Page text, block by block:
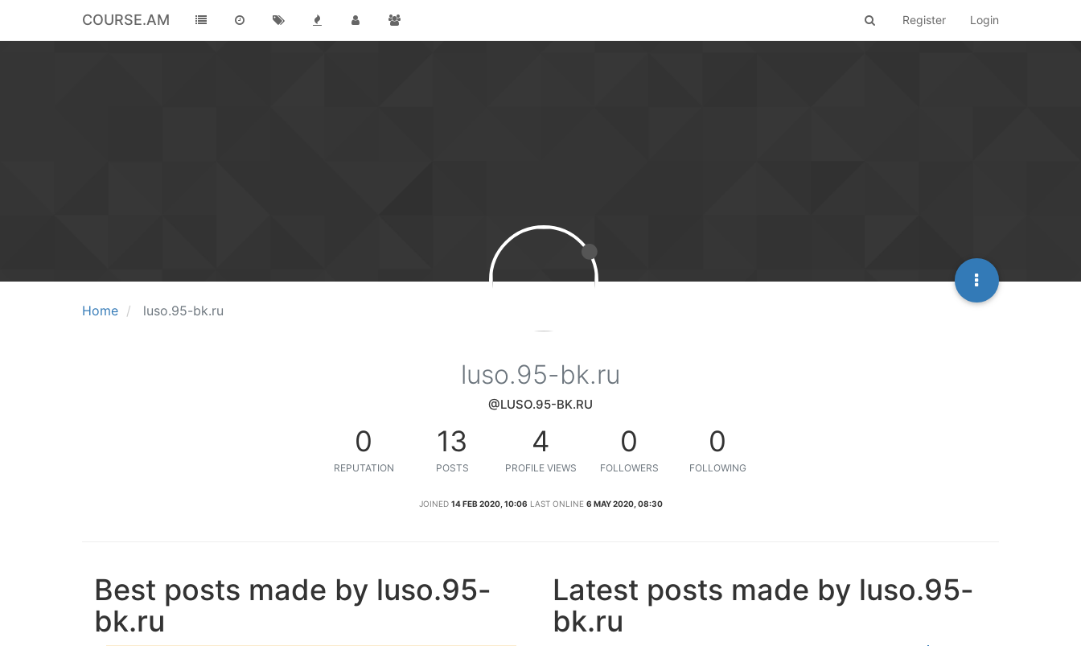
COURSE.AM Register Login
Home luso.95-bk.ru
luso.95-bk.ru
@LUSO.95-BK.RU
0
REPUTATION
13
POSTS
4
PROFILE VIEWS
0
FOLLOWERS
0
FOLLOWING
JOINED 14 FEB 2020, 10:06 LAST ONLINE 6 MAY 2020, 08:30
Best posts made by luso.95-
bk.ru
Latest posts made by luso.95-
bk.ru